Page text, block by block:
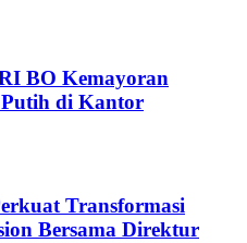
BO Kemayoran
di Kantor
Transformasi
Bersama Direktur